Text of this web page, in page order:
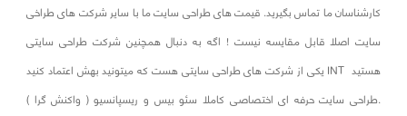
کارشناسان ما تماس بگیرید. قیمت های طراحی سایت ما با سایر شرکت های طراخی
سایت اصلا قابل مقایسه نیست ! اگه به دنبال همچنین شرکت طراحی سایتی
هستید INT یکی از شرکت های طراحی سایتی هست که میتونید بهش اعتماد کنید
.طراحی سایت حرفه ای اختصاصی کاملا سئو بیس و ریسپانسیو ( واکنش گرا )